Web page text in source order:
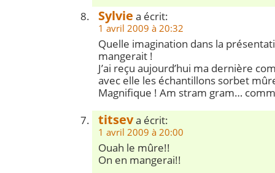
Sylvie a écrit:
1 avril 2009 à 20:32
Quelle imagination dans la
mangerait !
J’ai reçu aujourd’hui ma dernière
avec elle les échantillons sorbet
Magnifique ! Am stram gram…
titseva écrit:
1 avril 2009 à 20:00
Ouah le mûre!!
On en mangerai!!